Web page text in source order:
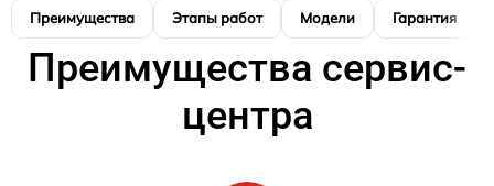
Преимущества Этапы работ Модели Гарантия
Преимущества сервис-
центра